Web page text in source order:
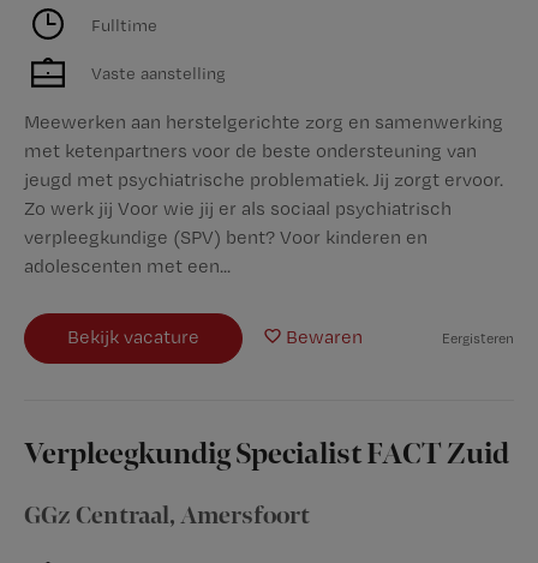
Fulltime
Vaste aanstelling
Meewerken aan herstelgerichte zorg en samenwerking
met ketenpartners voor de beste ondersteuning van
jeugd met psychiatrische problematiek. Jij zorgt ervoor.
Zo werk jij Voor wie jij er als sociaal psychiatrisch
verpleegkundige (SPV) bent? Voor kinderen en
adolescenten met een...
Bekijk vacature Bewaren Eergisteren
Verpleegkundig Specialist FACT Zuid
GGz Centraal, Amersfoort